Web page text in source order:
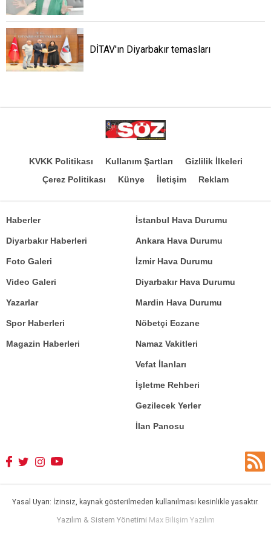
DİTAV'ın Diyarbakır temasları
KVKK Politikası Kullanım Şartları
Gizlilik İlkeleri
Çerez Politikası
Künye İletişim Reklam
Haberler
Diyarbakır Haberleri
Foto Galeri
Video Galeri
Yazarlar
İstanbul Hava Durumu
Ankara Hava Durumu
İzmir Hava Durumu
Diyarbakır Hava Durumu
Mardin Hava Durumu
Spor Haberleri
Magazin Haberleri
Nöbetçi Eczane
Namaz Vakitleri
Vefat İlanları
İşletme Rehberi
Gezilecek Yerler
İlan Panosu
Yasal Uyarı: İzinsiz, kaynak gösterilmeden kullanılması kesinlikle yasaktır.
Yazılım & Sistem Yönetimi Max Bilişim Yazılım